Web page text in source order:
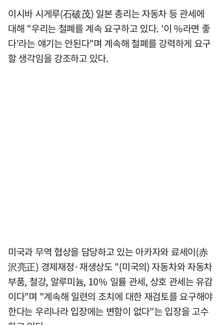
이시바 시게루(石破茂) 일본 총리는 자동차 등 관세에
대해 "우리는 철폐를 계속 요구하고 있다. '이 %라면 좋
다'라는 얘기는 안된다"며 계속해 철폐를 강력하게 요구
할 생각임을 강조하고 있다.
미국과 무역 협상을 담당하고 있는 아카자와 료세이(赤
沢亮正) 경제재정·재생상도 "(미국의) 자동차와 자동차
부품, 철강, 알루미늄, 10% 일률 관세, 상호 관세는 유감
이다"며 "계속해 일련의 조치에 대한 재검토를 요구해야
한다는 우리나라 입장에는 변함이 없다"는 입장을 고수